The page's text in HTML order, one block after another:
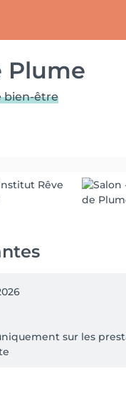
Plume
bien-être
sur les